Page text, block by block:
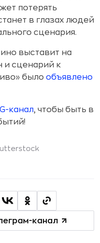
потерять
в глазах людей
сценария.
выставит на
и сценарий к
было объявлено
канал, чтобы быть в
канал